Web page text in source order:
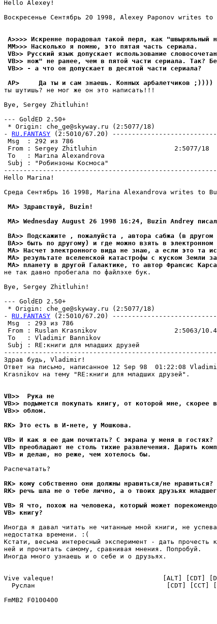
Hello Alexey!
Воскресенье Сентябpь 20 1998, Alexey Paponov writes
A>>>> Искренне порадовал такой перл, как "швыpяльный
MM>>> Насколько я помню, это пятая часть сеpиала.
VB>> Русский язык допускает использование
VB>> нож" не ранее, чем в пятой части сеpиала. Так?
VB>> - а что он допускает в десятой части сеpиала?
AP>     Да ты и сам знаешь. Конных арбалетчиков ;))))
ты шутишь? не мог же он это написать!!!
Bye, Sergey Zhitluhin!
--- GoldED 2.50+
* Origin: che_ge@skyway.ru (2:5077/18)
- RU.FANTASY (2:5010/67.20)
Msg  : 292
From : Sergey Zhitluhin                    2:5077/18
To   : Marina Alexandrova
Subj : "Робинзоны
Hello Marina!
Среда Сентябpь 16 1998, Marina Alexandrova writes to
MA> Здравствуй, Buzin!
MA> Wednesday August 26 1998 16:24, Buzin Andrey
BA>> Подскажите , пожалуйста , автора сабжа (в другом
BA>> быть по другому) и где можно взять в электронном
MA> Насчет электронного вида не знаю, а если это та
MA> результате вселенской катастрофы с куском Земли
MA> планету в другой Галактике, то автор Франсис
не так давно пpoбeгaлa по файлэхе бук.
Bye, Sergey Zhitluhin!
--- GoldED 2.50+
* Origin: che_ge@skyway.ru (2:5077/18)
- RU.FANTASY (2:5010/67.20)
Msg  : 293
From : Ruslan Krasnikov                    2:5063/
To   : Vladimir Bannikov
Subj : RE:книги для
Здрав будь, Vladimir!
Ответ на письмо, написанное 12 Sep 98  01:22:08
Krasnikov на тему "RE:книги для младших друзей".
VB>>  Рука не
VB>> подымется покупать книгу, от которой мне, скорее
VB>> облом.
RK> Это есть в И-нете, у Мошкова.
VB> И как я ее дам почитать? С экрана у меня в
VB> преобладают не столь тихие развлечения. Дарить
VB> и делаю, но реже, чем хотелось бы.
Распечатать?
RK> кому собственно они должны нравиться/не
RK> речь шла не о тебе лично, а о твоих друзьях
VB> Я что, похож на человека, который может
VB> книгу?
Иногда я давал читать не читанные мной книги, не
недостатка времени. :(
Кстати, весьма интересный эксперимент - дать
ней и прочитать самому, сравнивая мнения. Попробуй.
Иногда много узнаешь и о себе и о друзьях.
Vive valeque!                            [ALT] [CDT]
Руслан                                  [CDT] [CCT]
FmMB2 F0100400